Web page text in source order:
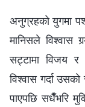
अनुग्रहको युगमा
मानिसले विश्‍वास
सट्टामा विजय र
विश्‍वास गर्दा
पाएपछि सधैँभरि